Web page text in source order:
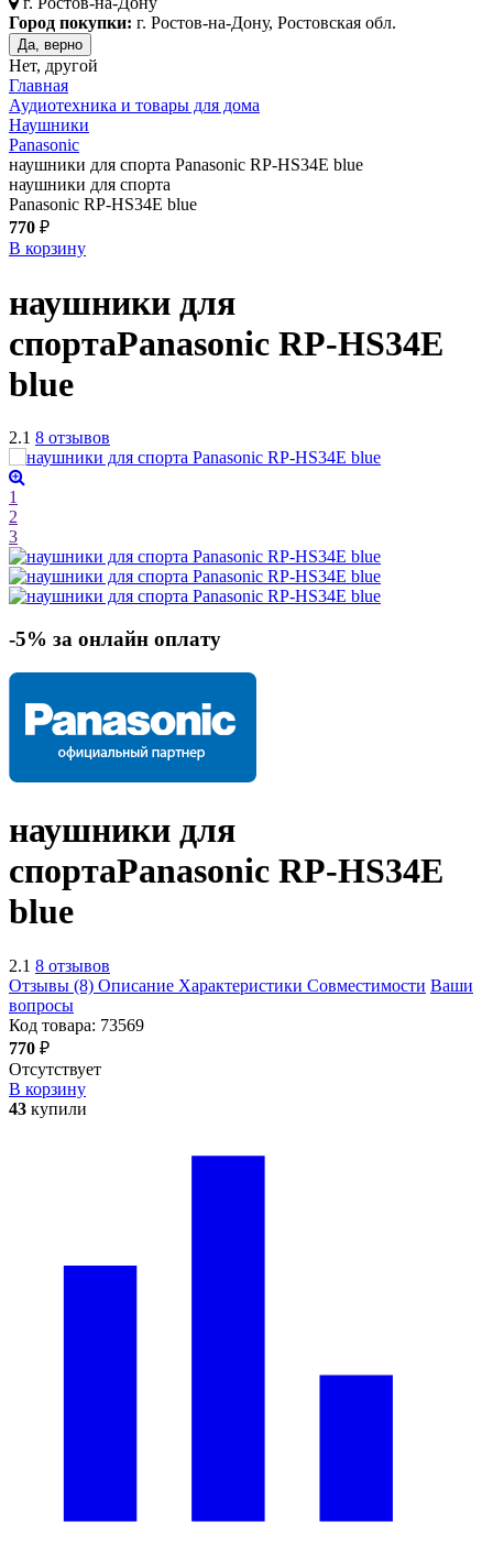
Город покупки: г. Ростов-на-Дону, Ростовская обл.
Да, верно
Нет, другой
Главная
Аудиотехника и товары для дома
Наушники
Panasonic
наушники для спорта Panasonic RP-HS34E blue
наушники для спорта
Panasonic RP-HS34E blue
770 ₽
В корзину
наушники для
спортаPanasonic RP-HS34E
blue
2.1 8 отзывов
1
2
3
-5% за онлайн оплату
наушники для
спортаPanasonic RP-HS34E
blue
2.1 8 отзывов
Отзывы (8) Описание Характеристики Совместимости Ваши
вопросы
Код товара: 73569
770 ₽
Отсутствует
В корзину
43 купили